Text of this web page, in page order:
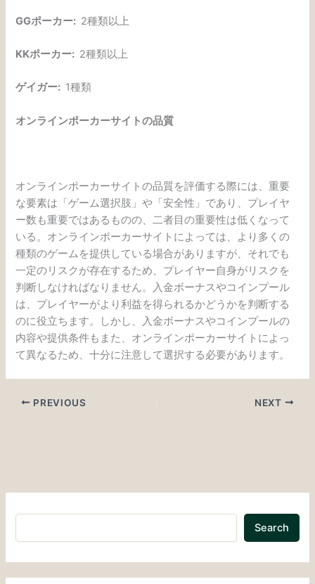
GGポーカー: 2種類以上
KKポーカー: 2種類以上
ゲイガー: 1種類
オンラインポーカーサイトの品質
オンラインポーカーサイトの品質を評価する際には、重要
な要素は「ゲーム選択肢」や「安全性」であり、プレイヤ
ー数も重要ではあるものの、二者目の重要性は低くなって
いる。オンラインポーカーサイトによっては、より多くの
種類のゲームを提供している場合がありますが、それでも
一定のリスクが存在するため、プレイヤー自身がリスクを
判断しなければなりません。入金ボーナスやコインプール
は、プレイヤーがより利益を得られるかどうかを判断する
のに役立ちます。しかし、入金ボーナスやコインプールの
内容や提供条件もまた、オンラインポーカーサイトによっ
て異なるため、十分に注意して選択する必要があります。
PREVIOUS NEXT
Search